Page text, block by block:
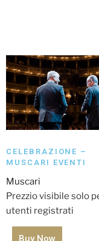
CELEBRAZIONE –
MUSCARI EVENTI
Muscari
Prezzio visibile solo
utenti registrati
Buy Now